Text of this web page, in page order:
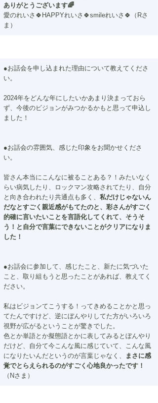
ありがとうございます🌈
愛のれいさ🍀HAPPYれいさ🍀smileれいさ🍀（Rさ
ま）
●お話会を申し込まれた理由について教えてくださ
い。
2024年をどんな年にしたいかあまり決まっておら
ず、今後のビジョンがみつかるかもと思って申込し
ました！
●お話会の雰囲気、感じた印象をお聞かせくださ
い。
皆さん本当にこんなに被ることある？！みたいなく
らい病気したり、ロックマン攻略されてたり、自分
と向き合われたり共通点も多く、 私だけじゃないん
だなとすごく親近感がもてたのと、彩さんがすごく
的確に言いたいことを言語化してくれて、そうそ
う！と自分で言葉にできないことがクリアになりま
した！
●お話会に参加して、感じたこと、新たに気づいた
こと、取り組もうと思ったことがあれば、教えてく
ださい。
私はビジョンてこうする！ってきめることかと思っ
てたんですけど、逆にぼんやりしてた方がいろいろ
視野が広がるということが驚きでした。
色とか単語とか擬態語とかに表してみるとぼんやり
だけど、自分て今こんな風に感じていて、こんな風
になりたいんだというのが言葉じゃなく、
まさに感
覚でとらえられるのがすごく心地良かったです！
（Nさま）